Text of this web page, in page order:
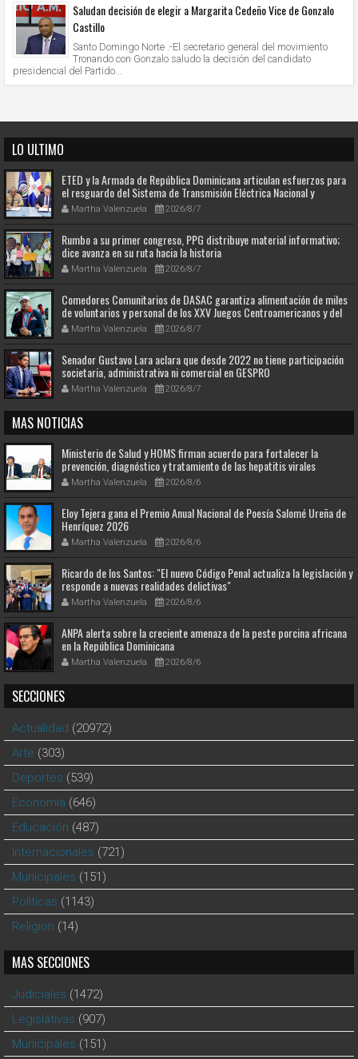
Saludan decisión de elegir a Margarita Cedeño Vice de Gonzalo
Castillo
Santo Domingo Norte .-El secretario general del movimiento
Tronando con Gonzalo saludo la decisión del candidato
presidencial del Partido...
LO ULTIMO
ETED y la Armada de República Dominicana articulan esfuerzos para
el resguardo del Sistema de Transmisión Eléctrica Nacional y
fortalecimiento de capacidades.
Martha Valenzuela 2026/8/7
Rumbo a su primer congreso, PPG distribuye material informativo;
dice avanza en su ruta hacia la historia
Martha Valenzuela 2026/8/7
Comedores Comunitarios de DASAC garantiza alimentación de miles
de voluntarios y personal de los XXV Juegos Centroamericanos y del
Caribe Santo Domingo 2026
Martha Valenzuela 2026/8/7
Senador Gustavo Lara aclara que desde 2022 no tiene participación
societaria, administrativa ni comercial en GESPRO
Martha Valenzuela 2026/8/7
MAS NOTICIAS
Ministerio de Salud y HOMS firman acuerdo para fortalecer la
prevención, diagnóstico y tratamiento de las hepatitis virales
Martha Valenzuela 2026/8/6
Eloy Tejera gana el Premio Anual Nacional de Poesía Salomé Ureña de
Henríquez 2026
Martha Valenzuela 2026/8/6
Ricardo de los Santos: "El nuevo Código Penal actualiza la legislación y
responde a nuevas realidades delictivas"
Martha Valenzuela 2026/8/6
ANPA alerta sobre la creciente amenaza de la peste porcina africana
en la República Dominicana
Martha Valenzuela 2026/8/6
SECCIONES
Actualidad (20972)
Arte (303)
Deportes (539)
Economía (646)
Educación (487)
Internacionales (721)
Municipales (151)
Polìticas (1143)
Religion (14)
MAS SECCIONES
Judiciales (1472)
Legislativas (907)
Municipales (151)